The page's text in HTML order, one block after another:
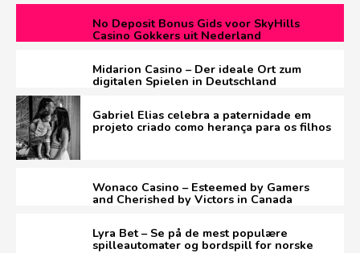
No Deposit Bonus Gids voor SkyHills
Casino Gokkers uit Nederland
Midarion Casino – Der ideale Ort zum
digitalen Spielen in Deutschland
Gabriel Elias celebra a paternidade em
projeto criado como herança para os filhos
Wonaco Casino – Esteemed by Gamers
and Cherished by Victors in Canada
Lyra Bet – Se på de mest populære
spilleautomater og bordspill for norske